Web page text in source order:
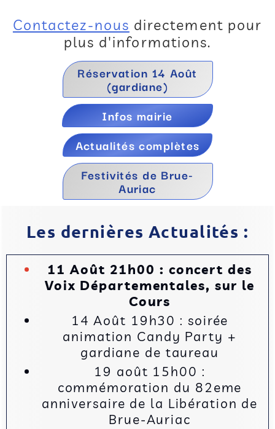
Contactez-nous directement pour
plus d'informations.
Réservation 14 Août
(gardiane)
Infos mairie
Actualités complètes
Festivités de Brue-
Auriac
Les dernières Actualités :
11 Août 21h00 : concert des
Voix Départementales, sur le
Cours
14 Août 19h30 : soirée
animation Candy Party +
gardiane de taureau
19 août 15h00 :
commémoration du 82eme
anniversaire de la Libération de
Brue-Auriac